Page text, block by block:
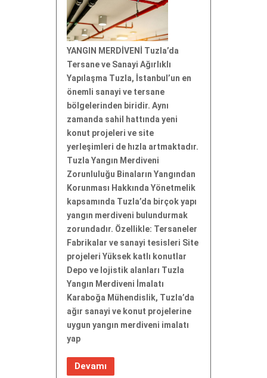
YANGIN MERDİVENİ Tuzla’da
Tersane ve Sanayi Ağırlıklı
Yapılaşma Tuzla, İstanbul’un en
önemli sanayi ve tersane
bölgelerinden biridir. Aynı
zamanda sahil hattında yeni
konut projeleri ve site
yerleşimleri de hızla artmaktadır.
Tuzla Yangın Merdiveni
Zorunluluğu Binaların Yangından
Korunması Hakkında Yönetmelik
kapsamında Tuzla’da birçok yapı
yangın merdiveni bulundurmak
zorundadır. Özellikle: Tersaneler
Fabrikalar ve sanayi tesisleri Site
projeleri Yüksek katlı konutlar
Depo ve lojistik alanları Tuzla
Yangın Merdiveni İmalatı
Karaboğa Mühendislik, Tuzla’da
ağır sanayi ve konut projelerine
uygun yangın merdiveni imalatı
yap
Devamı